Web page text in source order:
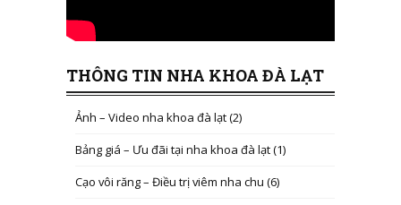
THÔNG TIN NHA KHOA ĐÀ LẠT
Ảnh – Video nha khoa đà lạt(2)
Bảng giá – Ưu đãi tại nha khoa đà lạt(1)
Cạo vôi răng – Điều trị viêm nha chu (6)